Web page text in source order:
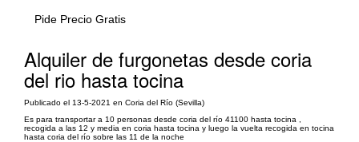
Pide Precio Gratis
Alquiler de furgonetas desde coria
del rio hasta tocina
Publicado el 13-5-2021 en Coria del Río (Sevilla)
Es para transportar a 10 personas desde coria del río 41100 hasta tocina ,
recogida a las 12 y media en coria hasta tocina y luego la vuelta recogida en tocina
hasta coria del río sobre las 11 de la noche